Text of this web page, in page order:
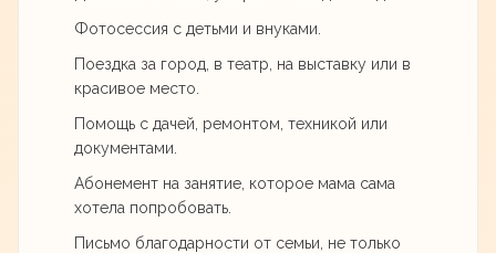
Фотосессия с детьми и внуками.
Поездка за город, в театр, на выставку или в
красивое место.
Помощь с дачей, ремонтом, техникой или
документами.
Абонемент на занятие, которое мама сама
хотела попробовать.
Письмо благодарности от семьи, не только